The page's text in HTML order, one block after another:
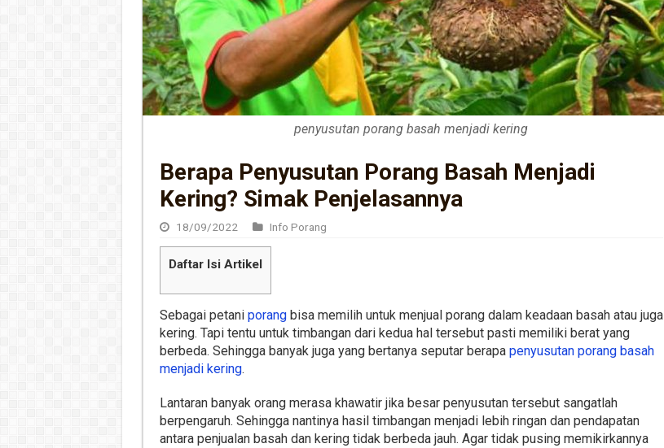
penyusutan porang basah menjadi kering
Berapa Penyusutan Porang Basah Menjadi
Kering? Simak Penjelasannya
18/09/2022 Info Porang
Daftar Isi Artikel
Sebagai petani porangbisa memilih untuk menjual porang dalam keadaan basah atau juga
kering. Tapi tentu untuk timbangan dari kedua hal tersebut pasti memiliki berat yang
berbeda. Sehingga banyak juga yang bertanya seputar berapa penyusutan porang basah
menjadi kering.
Lantaran banyak orang merasa khawatir jika besar penyusutan tersebut sangatlah
berpengaruh. Sehingga nantinya hasil timbangan menjadi lebih ringan dan pendapatan
antara penjualan basah dan kering tidak berbeda jauh. Agar tidak pusing memikirkannya